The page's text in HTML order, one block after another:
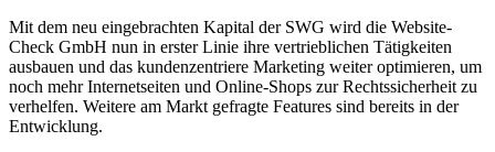
Mit dem neu eingebrachten Kapital der SWG wird die Website-
Check GmbH nun in erster Linie ihre vertrieblichen Tätigkeiten
ausbauen und das kundenzentriere Marketing weiter optimieren, um
noch mehr Internetseiten und Online-Shops zur Rechtssicherheit zu
verhelfen. Weitere am Markt gefragte Features sind bereits in der
Entwicklung.